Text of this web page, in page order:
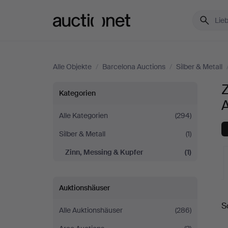
Alle Objekte / Barcelona Auctions / Silber & Metall
Zinn,
Messing
&
bei
Barcelona
Kategorien
Alle Kategorien
(294)
Silber & Metall
(1)
Zinn, Messing & Kupfer
(1)
Auktionshäuser
Alle Auktionshäuser
(286)